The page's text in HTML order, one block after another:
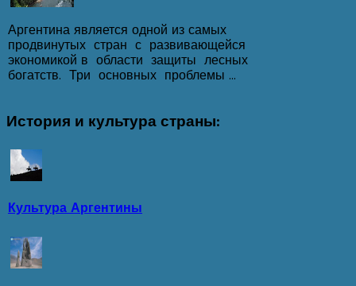
Аргентина является одной из самых
продвинутых стран с развивающейся
экономикой в области защиты лесных
богатств. Три основных проблемы ...
История и культура страны:
Культура Аргентины